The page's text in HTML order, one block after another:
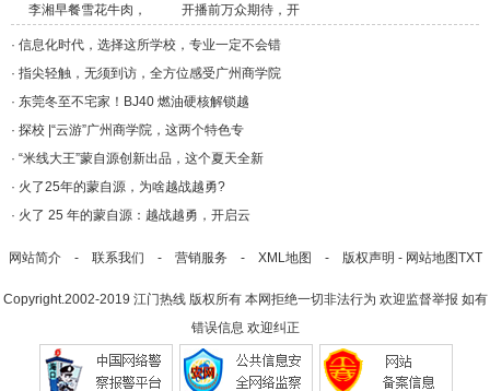
李湘早餐雪花牛肉，
午/a>
开播前万众期待，开
播/a>
· 信息化时代，选择这所学校，专业一定不会错
· 指尖轻触，无须到访，全方位感受广州商学院
· 东莞冬至不宅家！BJ40 燃油硬核解锁越
· 探校 |“云游”广州商学院，这两个特色专
· “米线大王”蒙自源创新出品，这个夏天全新
· 火了25年的蒙自源，为啥越战越勇?
· 火了 25 年的蒙自源：越战越勇，开启云
网站简介- 联系我们 - 营销服务 - XML地图 - 版权声明 - 网站地图TXT
Copyright.2002-2019 江门热线版权所有 本网拒绝一切非法行为 欢迎监督举报 如有
错误信息 欢迎纠正